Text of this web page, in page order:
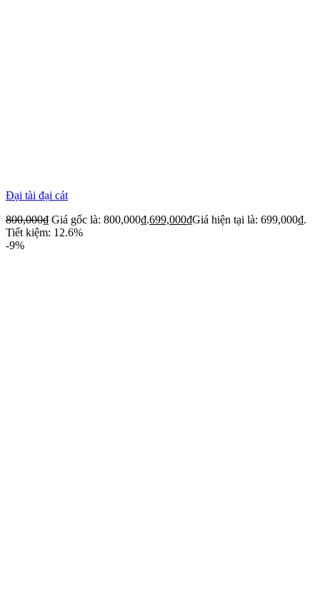
Đại tài đại cát
800,000₫ Giá gốc là: 800,000₫.699,000₫Giá hiện tại là: 699,000₫.
Tiết kiệm: 12.6%
-9%